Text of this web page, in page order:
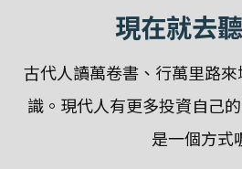
現在就去
古代人讀萬卷書、行萬里路
識。現代人有更多投資自己
是一個方式